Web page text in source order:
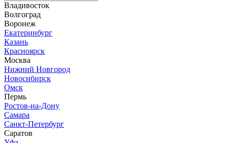
Владивосток
Волгоград
Воронеж
Екатеринбург
Казань
Красноярск
Москва
Нижний Новгород
Новосибирск
Омск
Пермь
Ростов-на-Дону
Самара
Санкт-Петербург
Саратов